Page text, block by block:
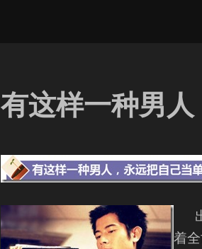
有这样一种男
出
着